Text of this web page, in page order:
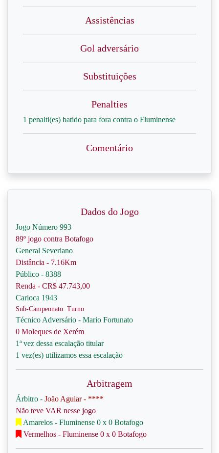
Assistências
Gol adversário
Substituições
Penalties
1 penalti(es) batido para fora contra o Fluminense
Comentário
Dados do Jogo
Jogo Número 993
89º jogo contra Botafogo
General Severiano
Distância - 7.16Km
Público - 8388
Renda - CR$ 47.743,00
Carioca 1943
Sub-Campeonato: Turno
Técnico Adversário - Mario Fortunato
0 Moleques de Xerém
1ª vez dessa escalação titular
1 vez(es) utilizamos essa escalação
Arbitragem
Árbitro - João Aguiar - ****
Não teve VAR nesse jogo
Amarelos - Fluminense 0 x 0 Botafogo
Vermelhos - Fluminense 0 x 0 Botafogo